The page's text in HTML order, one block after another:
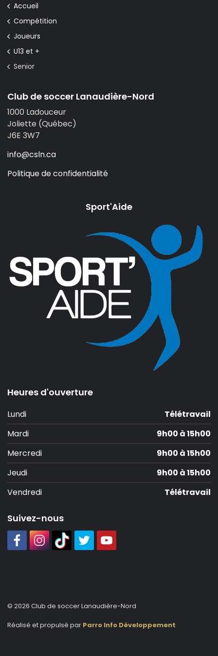
Accueil
Compétition
Joueurs
U13 et +
Senior
Club de soccer Lanaudière-Nord
1000 Ladouceur
Joliette (Québec)
J6E 3W7
info@csln.ca
Politique de confidentialité
Sport'Aide
Heures d'ouverture
Lundi
Télétravail
Mardi
9h00 à 15h00
Mercredi
9h00 à 15h00
Jeudi
9h00 à 15h00
Vendredi
Télétravail
Suivez-nous
© 2026 Club de soccer Lanaudière-Nord
Réalisé et propulsé par Parro Info Développement